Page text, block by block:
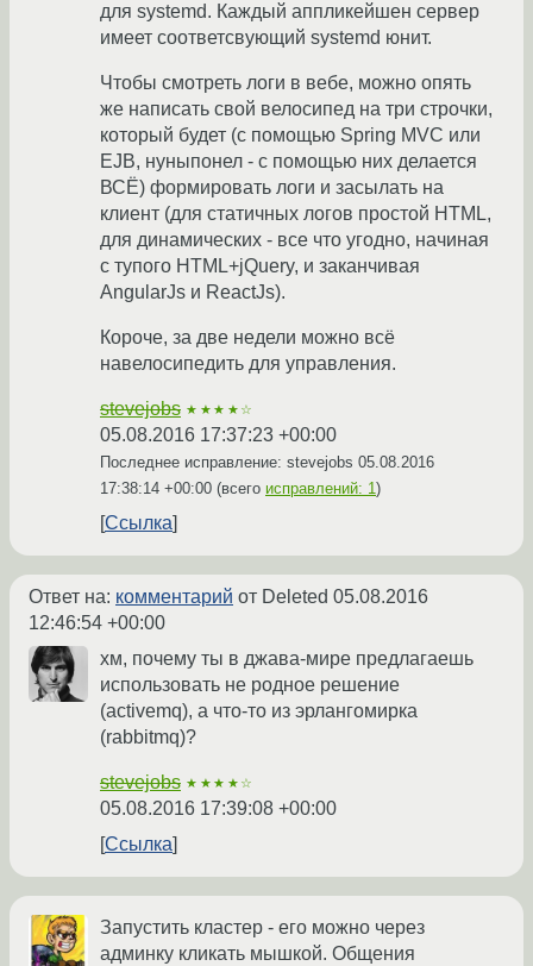
для systemd. Каждый аппликейшен сервер
имеет соответсвующий systemd юнит.
Чтобы смотреть логи в вебе, можно опять
же написать свой велосипед на три строчки,
который будет (с помощью Spring MVC или
EJB, нуныпонел - с помощью них делается
ВСЁ) формировать логи и засылать на
клиент (для статичных логов простой HTML,
для динамических - все что угодно, начиная
с тупого HTML+jQuery, и заканчивая
AngularJs и ReactJs).
Короче, за две недели можно всё
навелосипедить для управления.
stevejobs ★★★★☆
05.08.2016 17:37:23 +00:00
Последнее исправление: stevejobs 05.08.2016
17:38:14 +00:00 (всего исправлений: 1)
Ссылка
Ответ на: комментарий от Deleted 05.08.2016
12:46:54 +00:00
хм, почему ты в джава-мире предлагаешь
использовать не родное решение
(activemq), а что-то из эрлангомирка
(rabbitmq)?
stevejobs ★★★★☆
05.08.2016 17:39:08 +00:00
Ссылка
Запустить кластер - его можно через
админку кликать мышкой. Общения